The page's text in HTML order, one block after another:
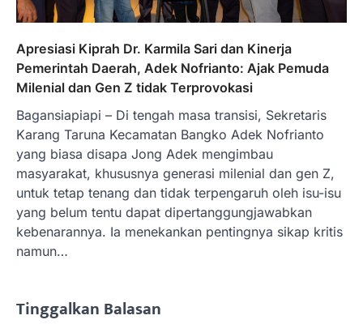
Apresiasi Kiprah Dr. Karmila Sari dan Kinerja
Pemerintah Daerah, Adek Nofrianto: Ajak Pemuda
Milenial dan Gen Z tidak Terprovokasi
Bagansiapiapi – Di tengah masa transisi, Sekretaris
Karang Taruna Kecamatan Bangko Adek Nofrianto
yang biasa disapa Jong Adek mengimbau
masyarakat, khususnya generasi milenial dan gen Z,
untuk tetap tenang dan tidak terpengaruh oleh isu-isu
yang belum tentu dapat dipertanggungjawabkan
kebenarannya. Ia menekankan pentingnya sikap kritis
namun…
Tinggalkan Balasan